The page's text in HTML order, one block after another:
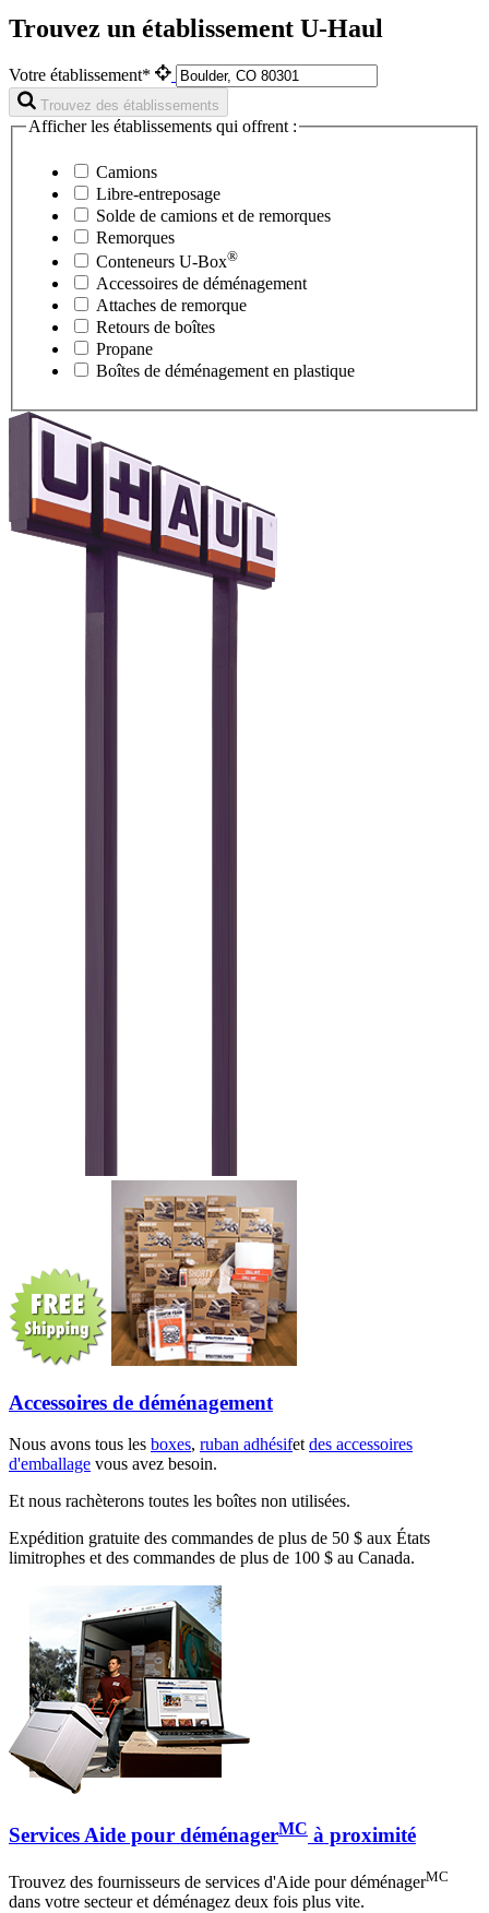
Trouvez un établissement U-Haul
Votre établissement*
Trouvez des établissements
Afficher les établissements qui offrent :
Camions
Libre-entreposage
Solde de camions et de remorques
Remorques
Conteneurs U-Box®
Accessoires de déménagement
Attaches de remorque
Retours de boîtes
Propane
Boîtes de déménagement en plastique
Accessoires de déménagement
Nous avons tous les boxes, ruban adhésifetdes accessoires
d'emballage vous avez besoin.
Et nous rachèterons toutes les boîtes non utilisées.
Expédition gratuite des commandes de plus de 50 $ aux États
limitrophes et des commandes de plus de 100 $ au Canada.
Services Aide pour déménagerMC à proximité
Trouvez des fournisseurs de services d'Aide pour déménagerMC
dans votre secteur et déménagez deux fois plus vite.